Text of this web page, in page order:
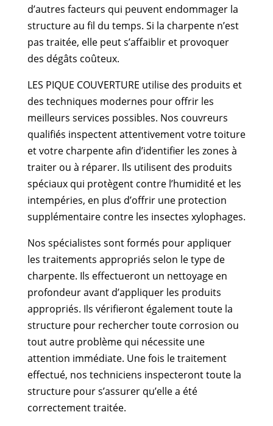
d’autres facteurs qui peuvent endommager la
structure au fil du temps. Si la charpente n’est
pas traitée, elle peut s’affaiblir et provoquer
des dégâts coûteux.
LES PIQUE COUVERTURE utilise des produits et
des techniques modernes pour offrir les
meilleurs services possibles. Nos couvreurs
qualifiés inspectent attentivement votre toiture
et votre charpente afin d’identifier les zones à
traiter ou à réparer. Ils utilisent des produits
spéciaux qui protègent contre l’humidité et les
intempéries, en plus d’offrir une protection
supplémentaire contre les insectes xylophages.
Nos spécialistes sont formés pour appliquer
les traitements appropriés selon le type de
charpente. Ils effectueront un nettoyage en
profondeur avant d’appliquer les produits
appropriés. Ils vérifieront également toute la
structure pour rechercher toute corrosion ou
tout autre problème qui nécessite une
attention immédiate. Une fois le traitement
effectué, nos techniciens inspecteront toute la
structure pour s’assurer qu’elle a été
correctement traitée.